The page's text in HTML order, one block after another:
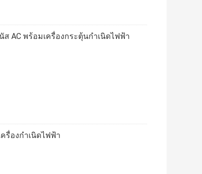
ส AC พร้อมเครื่องกระตุ้นกำเนิดไฟฟ้า
รื่องกำเนิดไฟฟ้า